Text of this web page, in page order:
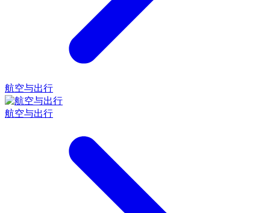
航空与出行
航空与出行